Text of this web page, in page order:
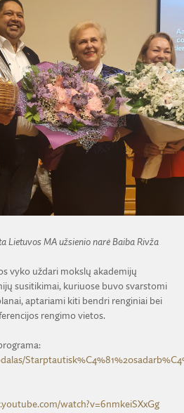
Lietuvos MA užsienio narė Baiba Rivža
vyko uždari mokslų akademijų
susitikimai, kuriuose buvo svarstomi
aptariami kiti bendri renginiai bei
rengimo vietos.
watch?v=6nmkeiSXxGg